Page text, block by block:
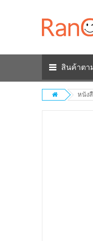
สินค้าต
หนัง